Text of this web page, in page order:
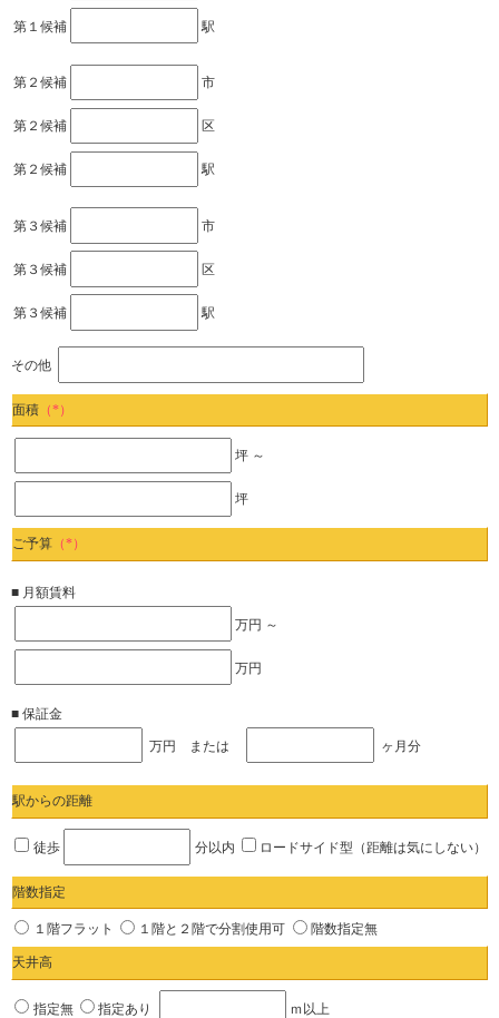
第１候補 駅
第２候補 市
第２候補 区
第２候補 駅
第３候補 市
第３候補 区
第３候補 駅
その他
面積 （*）
坪 ～
坪
ご予算 （*）
■ 月額賃料
万円 ～
万円
■ 保証金
万円 または ヶ月分
駅からの距離
徒歩 分以内 ロードサイド型（距離は気にしない）
階数指定
１階フラット １階と２階で分割使用可 階数指定無
天井高
指定無 指定あり ｍ以上